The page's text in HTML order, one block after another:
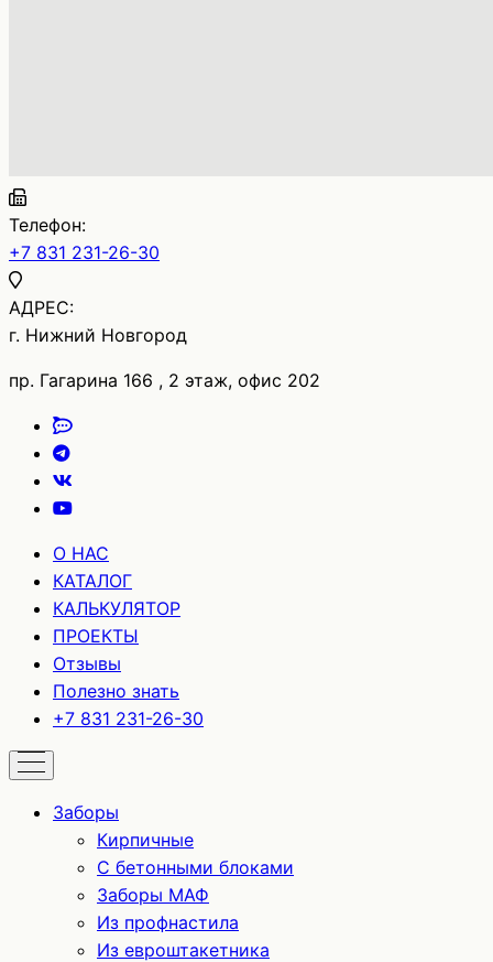
Телефон:
+7 831 231-26-30
АДРЕС:
г. Нижний Новгород
пр. Гагарина 166 , 2 этаж, офис 202
О НАС
КАТАЛОГ
КАЛЬКУЛЯТОР
ПРОЕКТЫ
Отзывы
Полезно знать
+7 831 231-26-30
Заборы
Кирпичные
С бетонными блоками
Заборы МАФ
Из профнастила
Из евроштакетника